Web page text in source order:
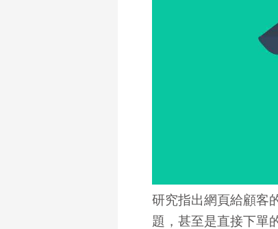
研究指出網頁給顧客
題，甚至是直接下單